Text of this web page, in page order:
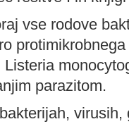
vse rodove
Listeria
parazitom.